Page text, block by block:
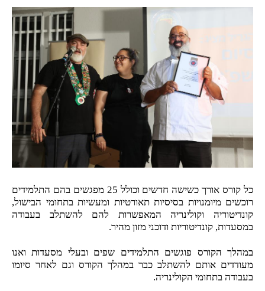
כל קורס אורך כשישה חדשים וכולל 25 מפגשים בהם התלמידים
רוכשים מיומנויות בסיסיות תאורטיות ומעשיות בתחומי הבישול,
קונדיטוריה וקולינריה המאפשרות להם להשתלב בעבודה
במסעדות, קונדיטוריות ודוכני מזון מהיר.
במהלך הקורס פוגשים התלמידים שפים ובעלי מסעדות ואנו
מעודדים אותם להשתלב כבר במהלך הקורס וגם לאחר סיומו
בעבודה בתחומי הקולינריה.